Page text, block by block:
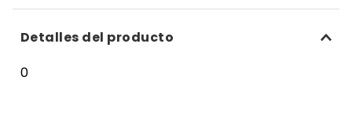
Detalles del producto
0